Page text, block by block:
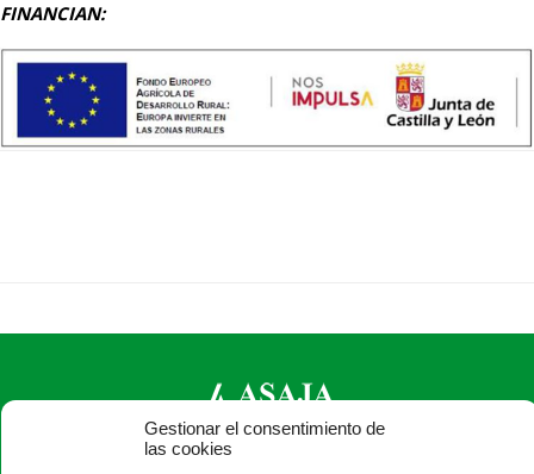
Gestionar el consentimiento de
las cookies
FINANCIAN: